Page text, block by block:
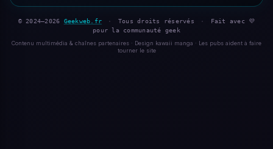
© 2024–2026 Geekweb.fr · Tous droits réservés ·
Fait avec 💜
pour la communauté geek
Contenu multimédia & chaînes partenaires · Design kawaii manga · Les pubs aident à faire
tourner le site